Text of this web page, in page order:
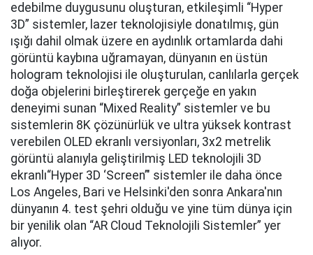
edebilme duygusunu oluşturan, etkileşimli “Hyper
3D” sistemler, lazer teknolojisiyle donatılmış, gün
ışığı dahil olmak üzere en aydınlık ortamlarda dahi
görüntü kaybına uğramayan, dünyanın en üstün
hologram teknolojisi ile oluşturulan, canlılarla gerçek
doğa objelerini birleştirerek gerçeğe en yakın
deneyimi sunan “Mixed Reality” sistemler ve bu
sistemlerin 8K çözünürlük ve ultra yüksek kontrast
verebilen OLED ekranlı versiyonları, 3x2 metrelik
görüntü alanıyla geliştirilmiş LED teknolojili 3D
ekranlı“Hyper 3D ‘Screen’" sistemler ile daha önce
Los Angeles, Bari ve Helsinki'den sonra Ankara'nın
dünyanın 4. test şehri olduğu ve yine tüm dünya için
bir yenilik olan “AR Cloud Teknolojili Sistemler” yer
alıyor.